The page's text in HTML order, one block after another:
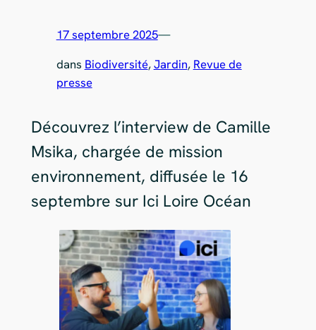
17 septembre 2025—
dans Biodiversité, Jardin, Revue de
presse
Découvrez l’interview de Camille
Msika, chargée de mission
environnement, diffusée le 16
septembre sur Ici Loire Océan